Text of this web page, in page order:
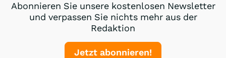
Abonnieren Sie unsere kostenlosen Newsletter
und verpassen Sie nichts mehr aus der
Redaktion
Jetzt abonnieren!